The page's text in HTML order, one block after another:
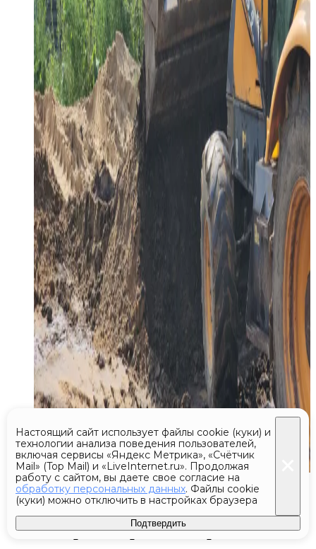
Сегодня 11:20
В Рязановском Доме культуры
завершили ремонт первого этажа
Настоящий сайт использует файлы cookie (куки) и
технологии анализа поведения пользователей,
включая сервисы «Яндекс Метрика», «Счётчик
Mail» (Top Mail) и «LiveInternet.ru». Продолжая
работу с сайтом, вы даете свое согласие на
обработку персональных данных. Файлы cookie
(куки) можно отключить в настройках браузера
Подтвердить